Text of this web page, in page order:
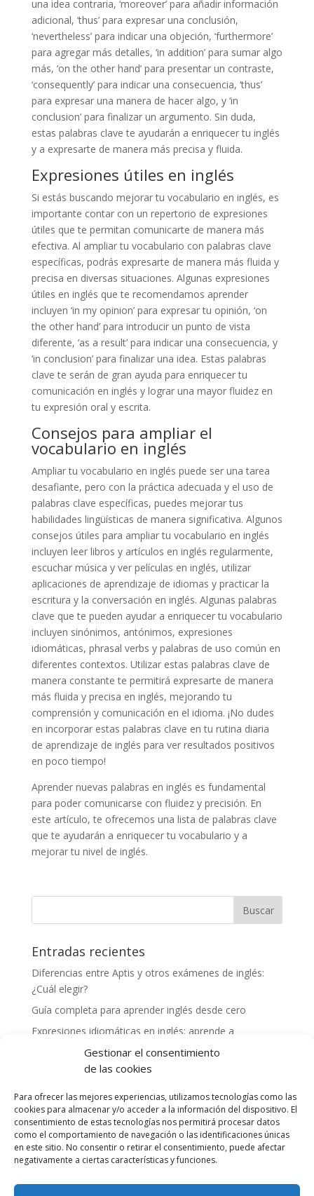
Gestionar el consentimiento
de las cookies
Para ofrecer las mejores experiencias, utilizamos tecnologías como las
cookies para almacenar y/o acceder a la información del dispositivo. El
consentimiento de estas tecnologías nos permitirá procesar datos
como el comportamiento de navegación o las identificaciones únicas
en este sitio. No consentir o retirar el consentimiento, puede afectar
negativamente a ciertas características y funciones.
una idea contraria, ‘moreover’ para añadir información
adicional, ‘thus’ para expresar una conclusión,
‘nevertheless’ para indicar una objeción, ‘furthermore’
para agregar más detalles, ‘in addition’ para sumar algo
más, ‘on the other hand’ para presentar un contraste,
‘consequently’ para indicar una consecuencia, ‘thus’
para expresar una manera de hacer algo, y ‘in
conclusion’ para finalizar un argumento. Sin duda,
estas palabras clave te ayudarán a enriquecer tu inglés
y a expresarte de manera más precisa y fluida.
Expresiones útiles en inglés
Si estás buscando mejorar tu vocabulario en inglés, es
importante contar con un repertorio de expresiones
útiles que te permitan comunicarte de manera más
efectiva. Al ampliar tu vocabulario con palabras clave
específicas, podrás expresarte de manera más fluida y
precisa en diversas situaciones. Algunas expresiones
útiles en inglés que te recomendamos aprender
incluyen ‘in my opinion’ para expresar tu opinión, ‘on
the other hand’ para introducir un punto de vista
diferente, ‘as a result’ para indicar una consecuencia, y
‘in conclusion’ para finalizar una idea. Estas palabras
clave te serán de gran ayuda para enriquecer tu
comunicación en inglés y lograr una mayor fluidez en
tu expresión oral y escrita.
Consejos para ampliar el
vocabulario en inglés
Ampliar tu vocabulario en inglés puede ser una tarea
desafiante, pero con la práctica adecuada y el uso de
palabras clave específicas, puedes mejorar tus
habilidades lingüísticas de manera significativa. Algunos
consejos útiles para ampliar tu vocabulario en inglés
incluyen leer libros y artículos en inglés regularmente,
escuchar música y ver películas en inglés, utilizar
aplicaciones de aprendizaje de idiomas y practicar la
escritura y la conversación en inglés. Algunas palabras
clave que te pueden ayudar a enriquecer tu vocabulario
incluyen sinónimos, antónimos, expresiones
idiomáticas, phrasal verbs y palabras de uso común en
diferentes contextos. Utilizar estas palabras clave de
manera constante te permitirá expresarte de manera
más fluida y precisa en inglés, mejorando tu
comprensión y comunicación en el idioma. ¡No dudes
en incorporar estas palabras clave en tu rutina diaria
de aprendizaje de inglés para ver resultados positivos
en poco tiempo!
Aprender nuevas palabras en inglés es fundamental
para poder comunicarse con fluidez y precisión. En
este artículo, te ofrecemos una lista de palabras clave
que te ayudarán a enriquecer tu vocabulario y a
mejorar tu nivel de inglés.
Entradas recientes
Diferencias entre Aptis y otros exámenes de inglés:
¿Cuál elegir?
Guía completa para aprender inglés desde cero
Expresiones idiomáticas en inglés: aprende a
comunicarte como un nativo
Cómo mejorar tu vocabulario en inglés: consejos y
Experiencias exitosas de profesores preparando a
alumnos para el examen Aptis
Comentarios recientes